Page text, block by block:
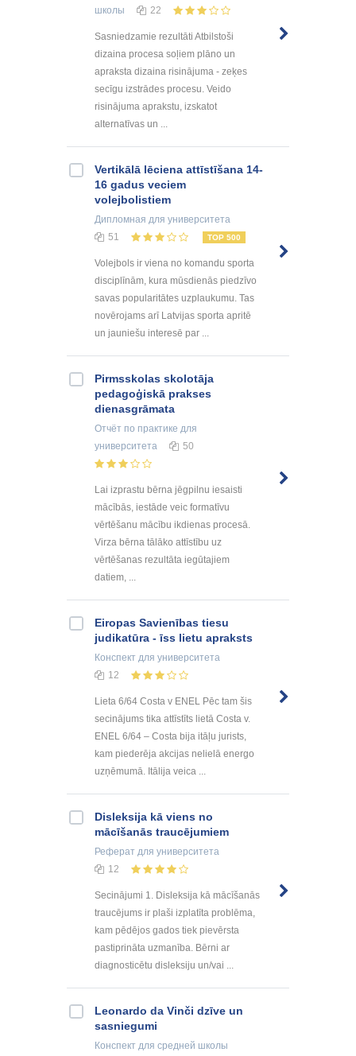
школы
22
Sasniedzamie rezultāti Atbilstoši
dizaina procesa soļiem plāno un
apraksta dizaina risinājuma - zeķes
secīgu izstrādes procesu. Veido
risinājuma aprakstu, izskatot
alternatīvas un ...
Vertikālā lēciena attīstīšana 14-
16 gadus veciem
volejbolistiem
Дипломная для университета
51
TOP 500
Volejbols ir viena no komandu sporta
disciplīnām, kura mūsdienās piedzīvo
savas popularitātes uzplaukumu. Tas
novērojams arī Latvijas sporta apritē
un jauniešu interesē par ...
Pirmsskolas skolotāja
pedagoģiskā prakses
dienasgrāmata
Отчёт по практике для
университета
50
Lai izprastu bērna jēgpilnu iesaisti
mācībās, iestāde veic formatīvu
vērtēšanu mācību ikdienas procesā.
Virza bērna tālāko attīstību uz
vērtēšanas rezultāta iegūtajiem
datiem, ...
Eiropas Savienības tiesu
judikatūra - īss lietu apraksts
Конспект для университета
12
Lieta 6/64 Costa v ENEL Pēc tam šis
secinājums tika attīstīts lietā Costa v.
ENEL 6/64 – Costa bija itāļu jurists,
kam piederēja akcijas nelielā energo
uzņēmumā. Itālija veica ...
Disleksija kā viens no
mācīšanās traucējumiem
Реферат для университета
12
Secinājumi 1. Disleksija kā mācīšanās
traucējums ir plaši izplatīta problēma,
kam pēdējos gados tiek pievērsta
pastiprināta uzmanība. Bērni ar
diagnosticētu disleksiju un/vai ...
Leonardo da Vinči dzīve un
sasniegumi
Конспект для средней школы